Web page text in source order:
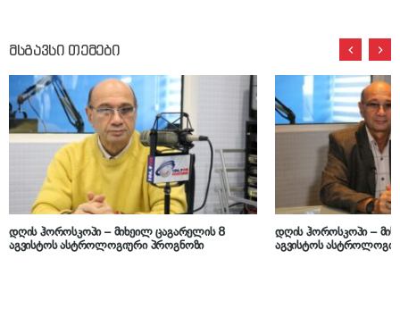
მსგავსი თემები
დღის ჰოროსკოპი – მიხეილ ცაგარელის 8
აგვისტოს ასტროლოგიური პროგნოზი
დღის ჰოროსკოპი –
აგვისტოს